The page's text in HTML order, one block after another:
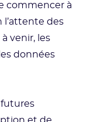
commencer à
l’attente des
venir, les
données